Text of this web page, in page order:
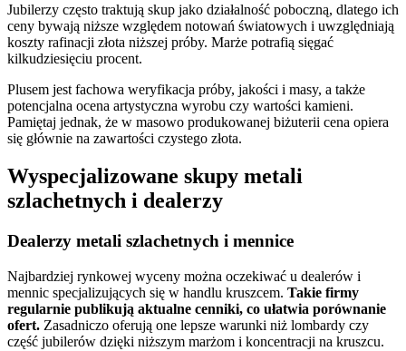
Jubilerzy często traktują skup jako działalność poboczną, dlatego ich
ceny bywają niższe względem notowań światowych i uwzględniają
koszty rafinacji złota niższej próby. Marże potrafią sięgać
kilkudziesięciu procent.
Plusem jest fachowa weryfikacja próby, jakości i masy, a także
potencjalna ocena artystyczna wyrobu czy wartości kamieni.
Pamiętaj jednak, że w masowo produkowanej biżuterii cena opiera
się głównie na zawartości czystego złota.
Wyspecjalizowane skupy metali
szlachetnych i dealerzy
Dealerzy metali szlachetnych i mennice
Najbardziej rynkowej wyceny można oczekiwać u dealerów i
mennic specjalizujących się w handlu kruszcem. Takie firmy
regularnie publikują aktualne cenniki, co ułatwia porównanie
ofert. Zasadniczo oferują one lepsze warunki niż lombardy czy
część jubilerów dzięki niższym marżom i koncentracji na kruszcu.